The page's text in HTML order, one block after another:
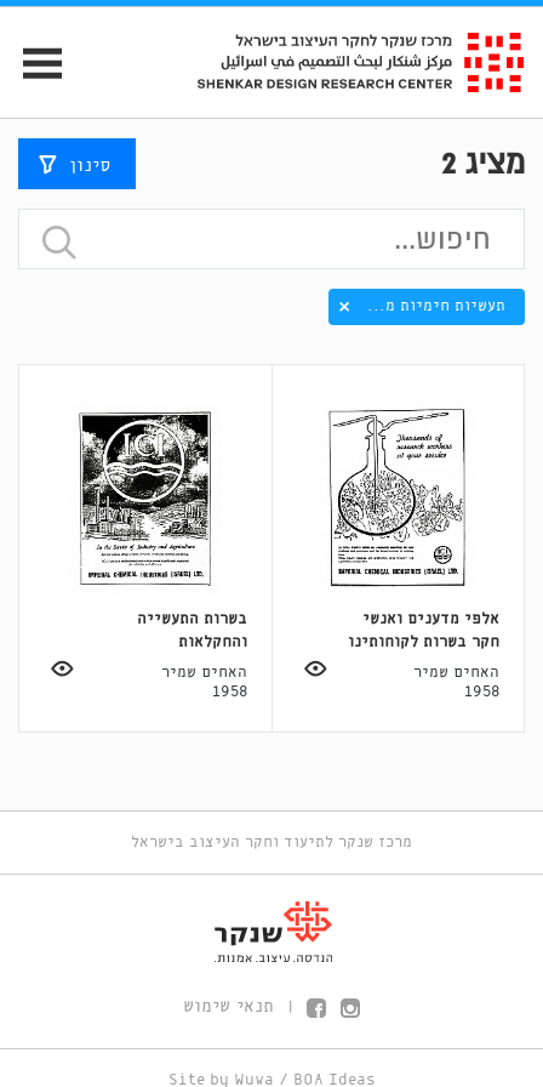
מציג 2 סינון
תעשיות חימיות מ...
אלפי מדענים ואנשי
חקר בשרות לקוחותינו
האחים שמיר
1958
בשרות התעשייה
והחקלאות
האחים שמיר
1958
מרכז שנקר לתיעוד וחקר העיצוב בישראל
תנאי שימוש
Site by Wuwa / BOA Ideas